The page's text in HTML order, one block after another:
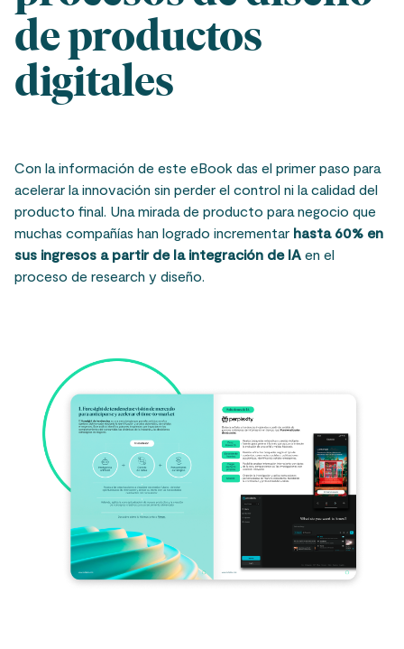
de productos
digitales
Con la información de este eBook das el primer paso para
acelerar la innovación sin perder el control ni la calidad del
producto final. Una mirada de producto para negocio que
muchas compañías han logrado incrementar hasta 60% en
sus ingresos a partir de la integración de IA en el
proceso de research y diseño.